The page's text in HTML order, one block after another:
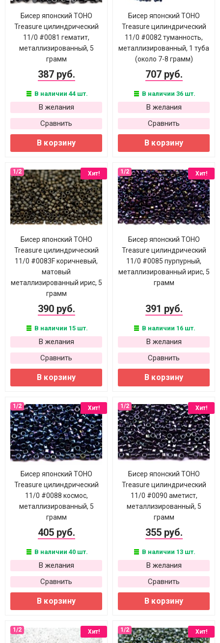
Бисер японский TOHO
Treasure цилиндрический
11/0 #0081 гематит,
металлизированный, 5
грамм
387 руб.
В наличии 44 шт.
В желания
Сравнить
В корзину
Бисер японский TOHO
Treasure цилиндрический
11/0 #0082 туманность,
металлизированный, 1 туба
(около 7-8 грамм)
707 руб.
В наличии 36 шт.
В желания
Сравнить
В корзину
Хит!
Бисер японский TOHO
Treasure цилиндрический
11/0 #0083F коричневый,
матовый
металлизированный ирис, 5
грамм
390 руб.
В наличии 15 шт.
В желания
Сравнить
В корзину
Хит!
Бисер японский TOHO
Treasure цилиндрический
11/0 #0085 пурпурный,
металлизированный ирис, 5
грамм
391 руб.
В наличии 16 шт.
В желания
Сравнить
В корзину
Хит!
Бисер японский TOHO
Treasure цилиндрический
11/0 #0088 космос,
металлизированный, 5
грамм
405 руб.
В наличии 40 шт.
В желания
Сравнить
В корзину
Хит!
Бисер японский TOHO
Treasure цилиндрический
11/0 #0090 аметист,
металлизированный, 5
грамм
355 руб.
В наличии 13 шт.
В желания
Сравнить
В корзину
Хит! Хит!